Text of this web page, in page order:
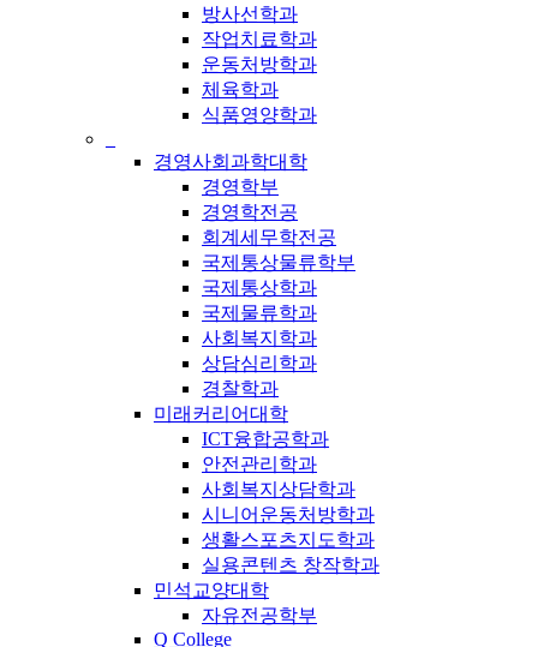
방사선학과
작업치료학과
운동처방학과
체육학과
식품영양학과
경영사회과학대학
경영학부
경영학전공
회계세무학전공
국제통상물류학부
국제통상학과
국제물류학과
사회복지학과
상담심리학과
경찰학과
미래커리어대학
ICT융합공학과
안전관리학과
사회복지상담학과
시니어운동처방학과
생활스포츠지도학과
실용콘텐츠 창작학과
민석교양대학
자유전공학부
Q College